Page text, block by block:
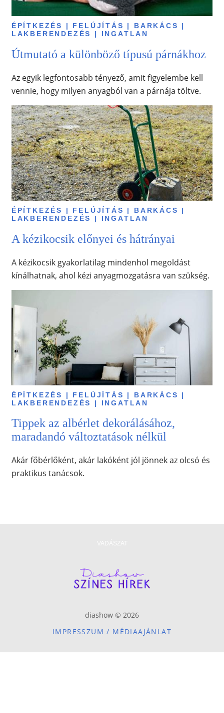
ÉPÍTKEZÉS | FELÚJÍTÁS | BARKÁCS |
LAKBERENDEZÉS | INGATLAN
Útmutató a különböző típusú párnákhoz
Az egyik legfontosabb tényező, amit figyelembe kell
vennie, hogy milyen anyagból van a párnája töltve.
ÉPÍTKEZÉS | FELÚJÍTÁS | BARKÁCS |
LAKBERENDEZÉS | INGATLAN
A kézikocsik előnyei és hátrányai
A kézikocsik gyakorlatilag mindenhol megoldást
kínálhatnak, ahol kézi anyagmozgatásra van szükség.
ÉPÍTKEZÉS | FELÚJÍTÁS | BARKÁCS |
LAKBERENDEZÉS | INGATLAN
Tippek az albérlet dekorálásához,
maradandó változtatások nélkül
Akár főbérlőként, akár lakóként jól jönnek az olcsó és
praktikus tanácsok.
diashow © 2026
IMPRESSZUM / MÉDIAAJÁNLAT